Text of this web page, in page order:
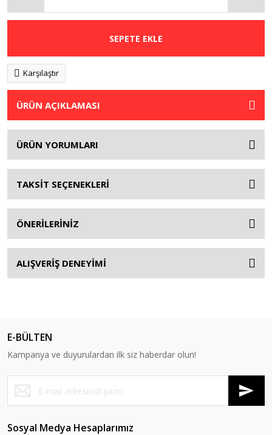
SEPETE EKLE
Karşılaştır
ÜRÜN AÇIKLAMASI
ÜRÜN YORUMLARI
TAKSİT SEÇENEKLERİ
ÖNERİLERİNİZ
ALIŞVERİŞ DENEYİMİ
E-BÜLTEN
Kampanya ve duyurulardan ilk siz haberdar olun!
Sosyal Medya Hesaplarımız